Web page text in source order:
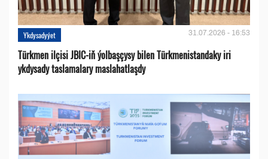
Ykdysadyýet 31.07.2026 - 16:53
Türkmen ilçisi JBIC-iň ýolbaşçysy bilen Türkmenistandaky iri
ykdysady taslamalary maslahatlaşdy